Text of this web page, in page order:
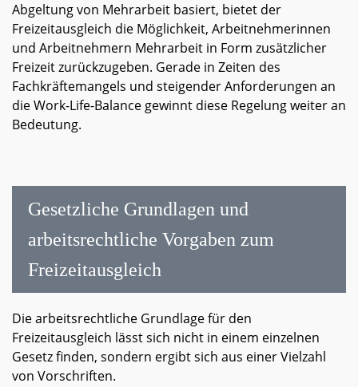
Abgeltung von Mehrarbeit basiert, bietet der
Freizeitausgleich die Möglichkeit, Arbeitnehmerinnen
und Arbeitnehmern Mehrarbeit in Form zusätzlicher
Freizeit zurückzugeben. Gerade in Zeiten des
Fachkräftemangels und steigender Anforderungen an
die Work-Life-Balance gewinnt diese Regelung weiter an
Bedeutung.
Gesetzliche Grundlagen und
arbeitsrechtliche Vorgaben zum
Freizeitausgleich
Die arbeitsrechtliche Grundlage für den
Freizeitausgleich lässt sich nicht in einem einzelnen
Gesetz finden, sondern ergibt sich aus einer Vielzahl
von Vorschriften.